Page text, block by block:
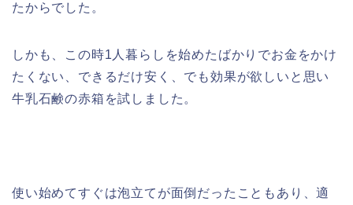
たからでした。
しかも、この時1人暮らしを始めたばかりでお金をかけ
たくない、できるだけ安く、でも効果が欲しいと思い
牛乳石鹸の赤箱を試しました。
使い始めてすぐは泡立てが面倒だったこともあり、適